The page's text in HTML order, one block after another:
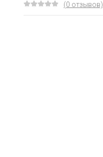
(0 отзывов)